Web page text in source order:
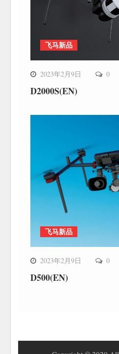
飞马新品
2023年2月9日 0
D2000S(EN)
飞马新品
2023年2月9日 0
D500(EN)